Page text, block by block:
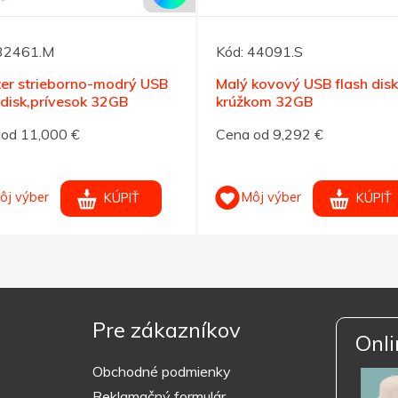
strieborno-modrý USB
32GB
11,000 €
výber KÚPIŤ
Kód: 44091.S
Malý kovový USB flash
krúžkom 32GB
Cena od 9,292 €
Môj výber KÚPIŤ
Pre zákazníkov
Obchodné podmienky